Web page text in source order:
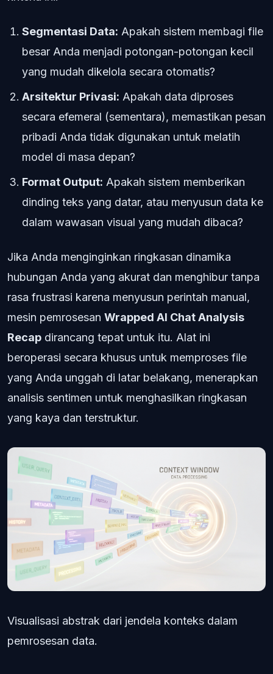
Segmentasi Data: Apakah sistem membagi file
besar Anda menjadi potongan-potongan kecil
yang mudah dikelola secara otomatis?
Arsitektur Privasi: Apakah data diproses
secara efemeral (sementara), memastikan pesan
pribadi Anda tidak digunakan untuk melatih
model di masa depan?
Format Output: Apakah sistem memberikan
dinding teks yang datar, atau menyusun data ke
dalam wawasan visual yang mudah dibaca?
Jika Anda menginginkan ringkasan dinamika
hubungan Anda yang akurat dan menghibur tanpa
rasa frustrasi karena menyusun perintah manual,
mesin pemrosesan Wrapped AI Chat Analysis
Recap dirancang tepat untuk itu. Alat ini
beroperasi secara khusus untuk memproses file
yang Anda unggah di latar belakang, menerapkan
analisis sentimen untuk menghasilkan ringkasan
yang kaya dan terstruktur.
Visualisasi abstrak dari jendela konteks dalam
pemrosesan data.